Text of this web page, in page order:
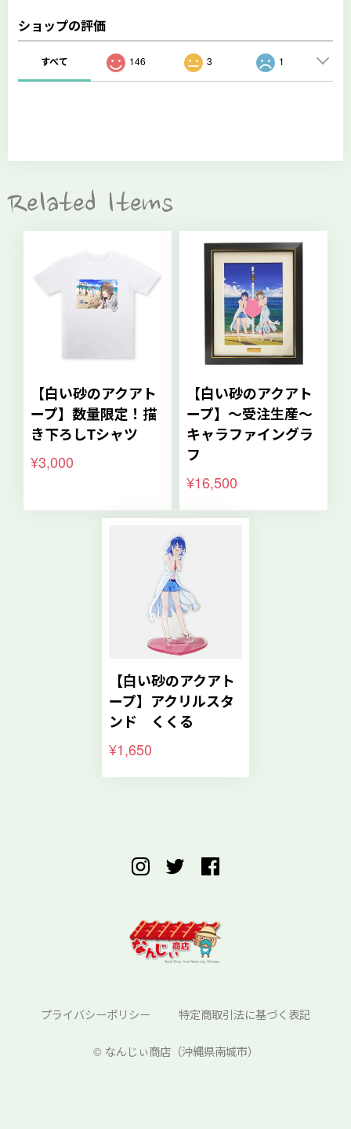
ショップの評価
すべて 146 3 1
Related Items
【白い砂のアクアト
ープ】数量限定！描
き下ろしTシャツ
¥3,000
【白い砂のアクアト
ープ】～受注生産～
キャラファイングラ
フ
¥16,500
【白い砂のアクアト
ープ】アクリルスタ
ンド くくる
¥1,650
プライバシーポリシー 特定商取引法に基づく表記
©︎ なんじぃ商店（沖縄県南城市）